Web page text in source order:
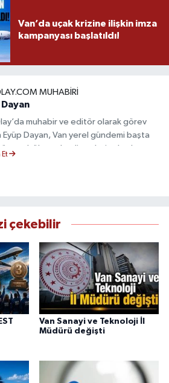
Van’da uçak krizine ilişkin imza
kampanyası başlatıldı!
MUHABIRI
Dayan
muhabir ve editör olarak görev
Eyüp Dayan, Van yerel gündemi başta
üzere bölgesel gelişmeleri sahadan
doğruluk, tarafsızlık ve etik ilkeleri
Dayan, güvenilir kaynaklara dayalı
Et
çekebilir
Van Sanayi ve Teknoloji İl
Müdürü değişti